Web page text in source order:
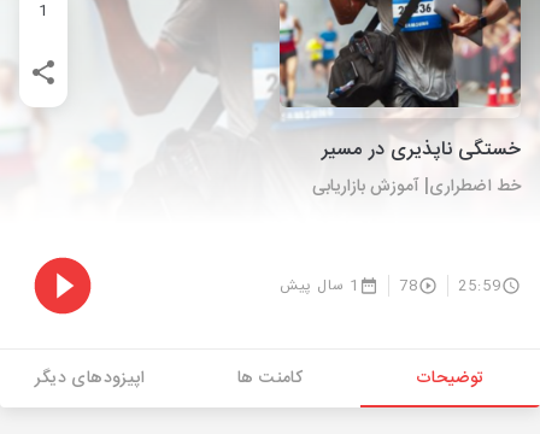
1
خستگی ناپذیری در مسیر
خط اضطراری| آموزش بازاریابی
25:59
78 1 سال پیش
توضیحات کامنت ها اپیزودهای دیگر